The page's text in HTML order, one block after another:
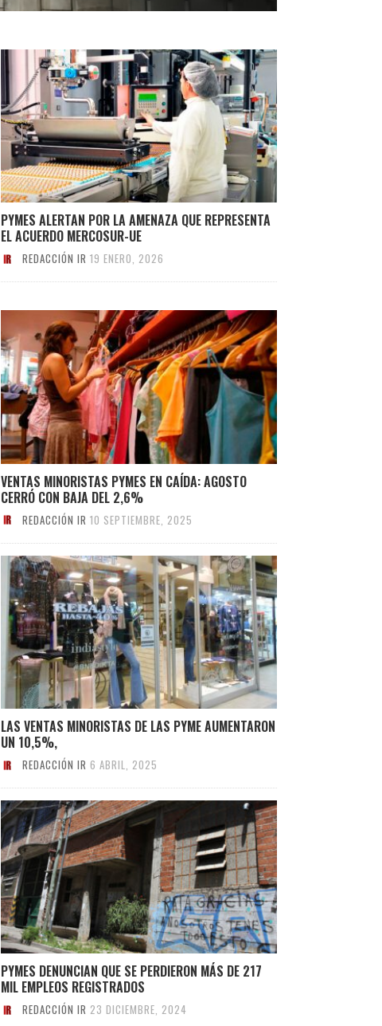
PYMES ALERTAN POR LA AMENAZA QUE REPRESENTA
EL ACUERDO MERCOSUR-UE
REDACCIÓN IR 19 ENERO, 2026
VENTAS MINORISTAS PYMES EN CAÍDA: AGOSTO
CERRÓ CON BAJA DEL 2,6%
REDACCIÓN IR 10 SEPTIEMBRE, 2025
LAS VENTAS MINORISTAS DE LAS PYME AUMENTARON
UN 10,5%,
REDACCIÓN IR 6 ABRIL, 2025
PYMES DENUNCIAN QUE SE PERDIERON MÁS DE 217
MIL EMPLEOS REGISTRADOS
REDACCIÓN IR 23 DICIEMBRE, 2024